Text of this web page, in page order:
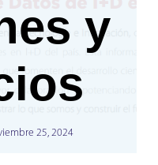
y
25, 2024